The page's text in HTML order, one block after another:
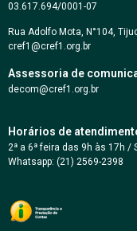
03.617.694/0001-07
Rua Adolfo Mota, N°104,
cref1@cref1.org.br
Assessoria de
decom@cref1.org.br
Horários de
2ª a 6ª feira das 9h às 17h /
Whatsapp: (21) 2569-2398